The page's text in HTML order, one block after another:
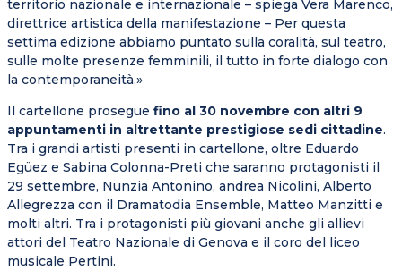
territorio nazionale e internazionale – spiega Vera Marenco,
direttrice artistica della manifestazione – Per questa
settima edizione abbiamo puntato sulla coralità, sul teatro,
sulle molte presenze femminili, il tutto in forte dialogo con
la contemporaneità.»
Il cartellone prosegue fino al 30 novembre con altri 9
appuntamenti in altrettante prestigiose sedi cittadine.
Tra i grandi artisti presenti in cartellone, oltre Eduardo
Egüez e Sabina Colonna-Preti che saranno protagonisti il
29 settembre, Nunzia Antonino, andrea Nicolini, Alberto
Allegrezza con il Dramatodia Ensemble, Matteo Manzitti e
molti altri. Tra i protagonisti più giovani anche gli allievi
attori del Teatro Nazionale di Genova e il coro del liceo
musicale Pertini.